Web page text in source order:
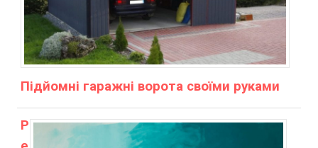
Підйомні гаражні ворота своїми руками
Р